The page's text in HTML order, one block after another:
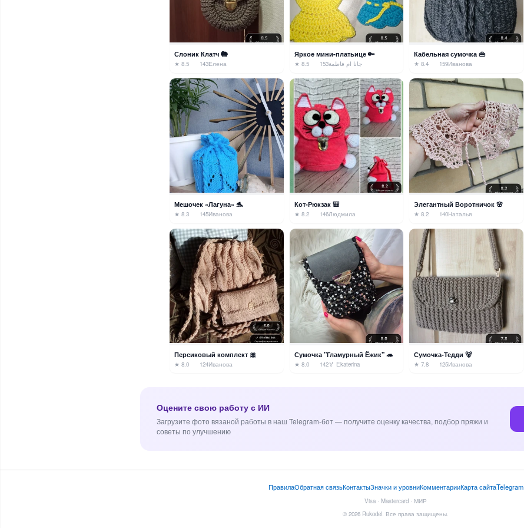
Слоник Клатч 🐘
★ 8.5 143Елена
Яркое мини-платьице 🔑
★ 8.5 153جانا ام فاطمة
Кабельная сумочка 👜
★ 8.4 159Иванова
Мешочек «Лагуна» 🐬
★ 8.3 145Иванова
Кот-Рюкзак 🎒
★ 8.2 146Людмила
Элегантный Воротничок 🌸
★ 8.2 140Наталья
Персиковый комплект 🎀
★ 8.0 124Иванова
Сумочка "Гламурный Ёжик" 🦔
★ 8.0 142🏅 Ekaterina
Сумочка-Тедди 🐻
★ 7.8 125Иванова
Оцените свою работу с ИИ
Загрузите фото вязаной работы в наш Telegram-бот — получите оценку качества, подбор пряжи и
советы по улучшению
ПравилаОбратная связьКонтактыЗначки и уровниКомментарииКарта сайтаTelegram
Visa · Mastercard · МИР
© 2026 Rukodel. Все права защищены.